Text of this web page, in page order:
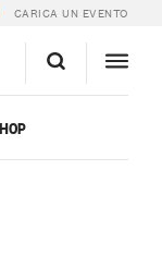
CARICA UN EVENTO